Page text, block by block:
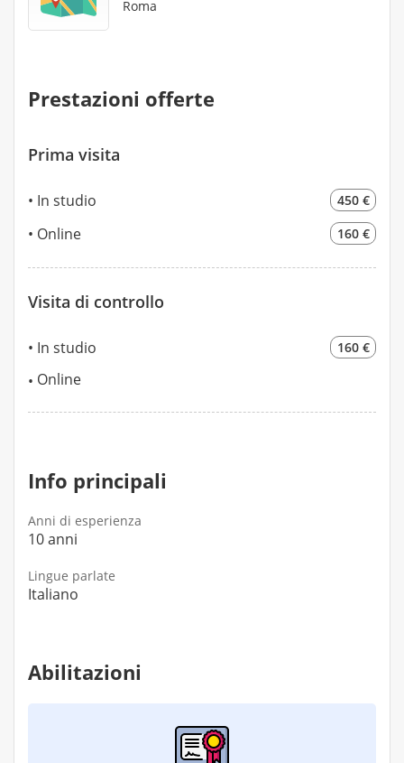
Roma
Prestazioni offerte
Prima visita
In studio 450 €
Online 160 €
Visita di controllo
In studio 160 €
Online
Info principali
Anni di esperienza
10 anni
Lingue parlate
Italiano
Abilitazioni